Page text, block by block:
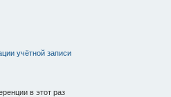
учётной записи
в этот раз